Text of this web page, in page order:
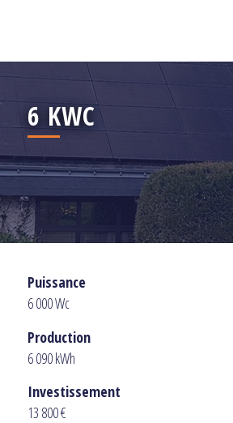
6 KWC
Puissance
6 000 Wc
Production
6 090 kWh
Investissement
13 800 €